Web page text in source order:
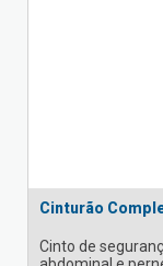
Cinturão
Cinto de